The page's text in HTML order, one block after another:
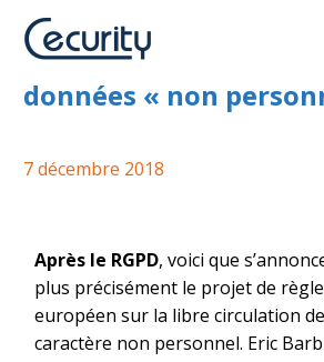
Projet de Règlement
données « non
7 décembre 2018
Après le RGPD, voici que
plus précisément le projet de
européen sur la libre circulation
caractère non personnel. Eric